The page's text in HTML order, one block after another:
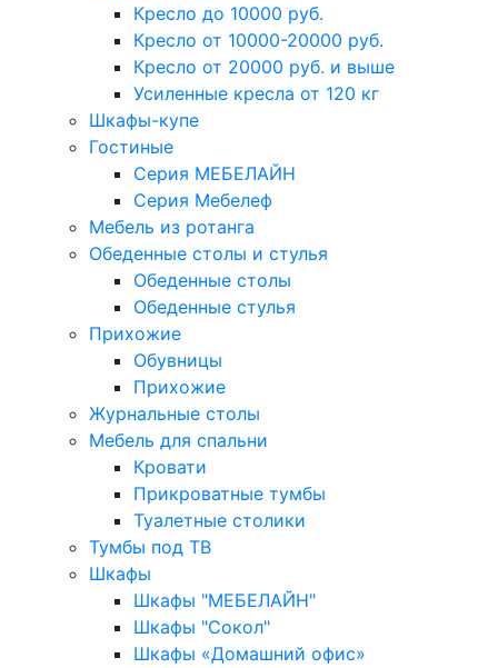
Кресло до 10000 руб.
Кресло от 10000-20000 руб.
Кресло от 20000 руб. и выше
Усиленные кресла от 120 кг
Шкафы-купе
Гостиные
Серия МЕБЕЛАЙН
Серия Мебелеф
Мебель из ротанга
Обеденные столы и стулья
Обеденные столы
Обеденные стулья
Прихожие
Обувницы
Прихожие
Журнальные столы
Мебель для спальни
Кровати
Прикроватные тумбы
Туалетные столики
Тумбы под ТВ
Шкафы
Шкафы "МЕБЕЛАЙН"
Шкафы "Сокол"
Шкафы «Домашний офис»